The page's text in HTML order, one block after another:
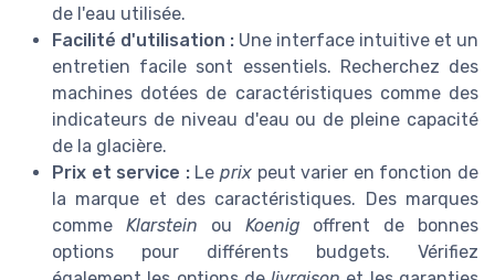
de l'eau utilisée.
Facilité d'utilisation : Une interface intuitive et un
entretien facile sont essentiels. Recherchez des
machines dotées de caractéristiques comme des
indicateurs de niveau d'eau ou de pleine capacité
de la glacière.
Prix et service :Leprix peut varier en fonction de
la marque et des caractéristiques. Des marques
comme Klarstein ou Koenig offrent de bonnes
options pour différents budgets. Vérifiez